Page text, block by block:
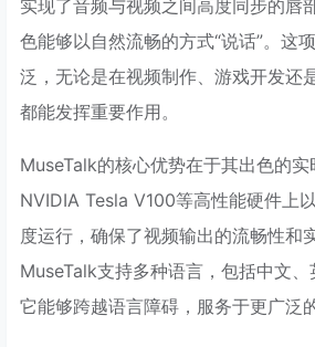
实现了音频与视频之间高度同步的唇
色能够以自然流畅的方式“说话”。这
泛，无论是在视频制作、游戏开发还
都能发挥重要作用。
MuseTalk的核心优势在于其出色的
NVIDIA Tesla V100等高性能硬件上
度运行，确保了视频输出的流畅性和
MuseTalk支持多种语言，包括中文
它能够跨越语言障碍，服务于更广泛